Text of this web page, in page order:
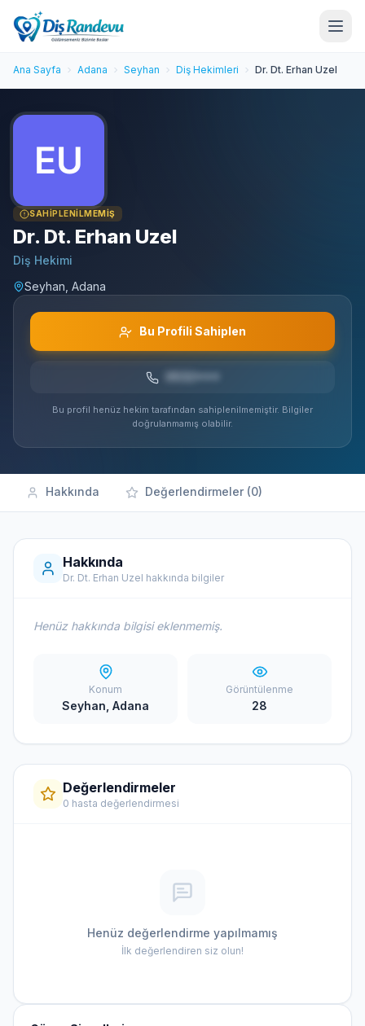
Ana Sayfa Adana Seyhan Diş Hekimleri Dr. Dt. Erhan Uzel
SAHIPLENILMEMIŞ
Dr. Dt. Erhan Uzel
Diş Hekimi
Seyhan, Adana
Bu Profili Sahiplen
Bu profil henüz hekim tarafından sahiplenilmemiştir. Bilgiler
doğrulanmamış olabilir.
Hakkında Değerlendirmeler (0)
Hakkında
Dr. Dt. Erhan Uzel hakkında bilgiler
Henüz hakkında bilgisi eklenmemiş.
Konum
Seyhan, Adana
Görüntülenme
28
Değerlendirmeler
0 hasta değerlendirmesi
Henüz değerlendirme yapılmamış
İlk değerlendiren siz olun!